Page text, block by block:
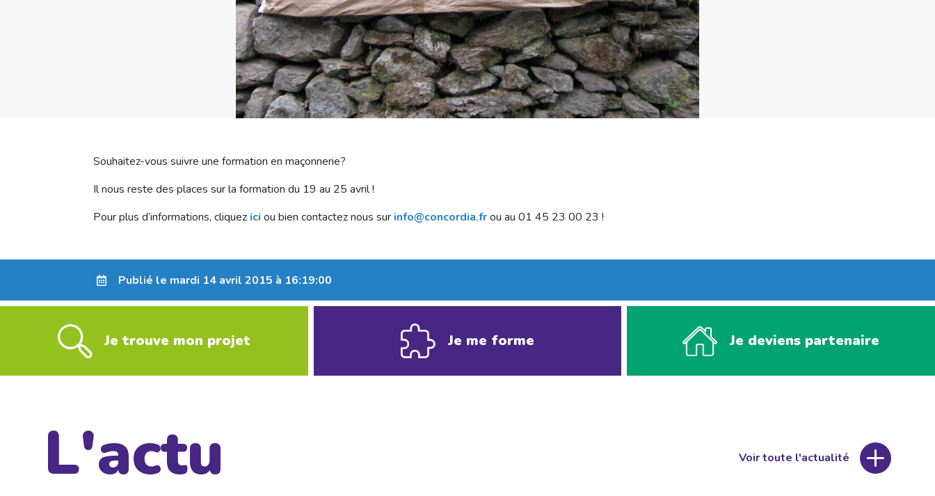
Souhaitez-vous suivre une formation en maçonnerie?
Il nous reste des places sur la formation du 19 au 25 avril !
Pour plus d’informations, cliquez ici ou bien contactez nous sur info@concordia.frou au 01 45 23 00 23 !
Publié le mardi 14 avril 2015 à 16:19:00
Je trouve mon projet Je me forme Je deviens partenaire
L'actu Voir toute l'actualité